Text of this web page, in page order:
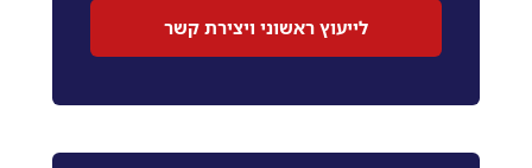
לייעוץ ראשוני ויצירת קשר